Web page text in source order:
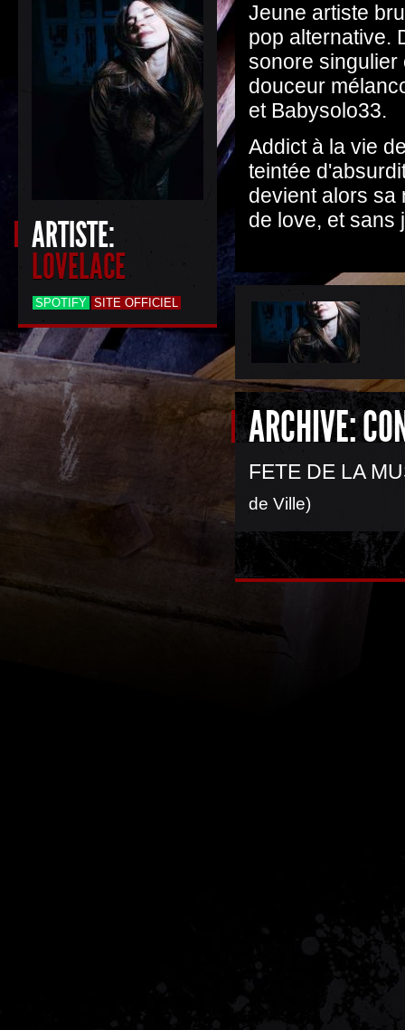
ARTISTE:
LOVELACE
SPOTIFY SITE OFFICIEL
Jeune artiste
pop alternative.
sonore singulier
douceur
et Babysolo33.
Addict à la vie
teintée
devient alors
de love, et sans
ARCHIVE:
FETE DE LA
de Ville)